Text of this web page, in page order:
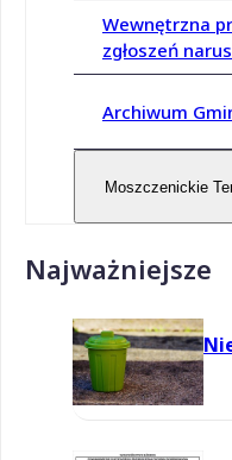
Wewnętrzna
zgłoszeń
Archiwum
Moszczenickie
Najważniejsze